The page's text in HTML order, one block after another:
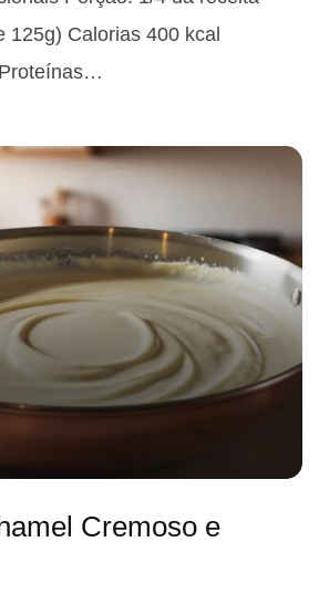
125g) Calorias 400 kcal
Cremoso e